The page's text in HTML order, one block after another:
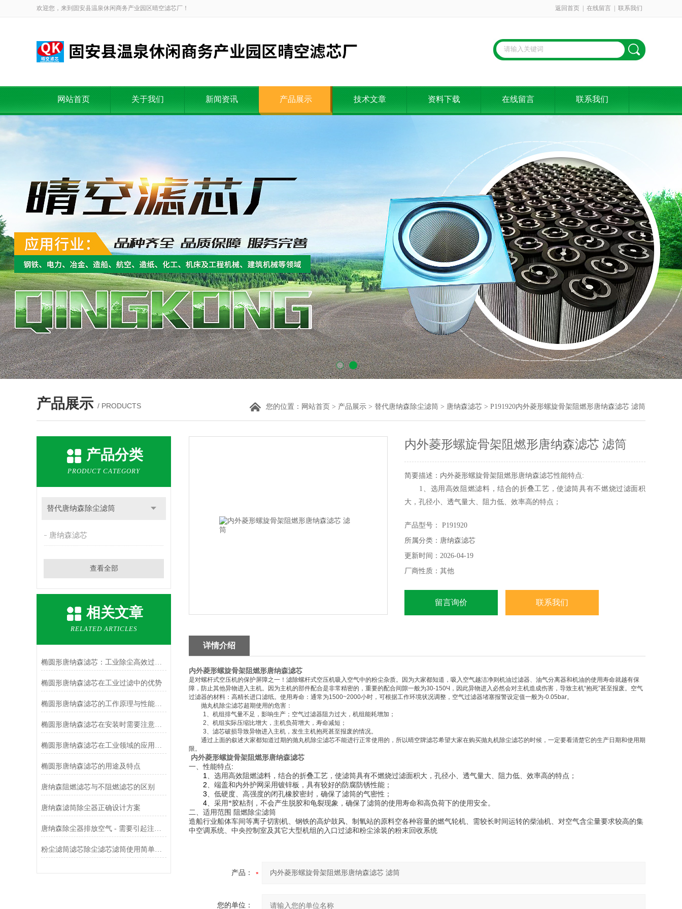
欢迎您，来到固安县温泉休闲商务产业园区晴空滤芯厂！ 返回首页 在线留言 联系我们
网站首页 关于我们 新闻资讯 产品展示 技术文章 资料下载 在线留言 联系我们
产品展示 / PRODUCTS 您的位置： 网站首页 > 产品展示 > 替代唐纳森除尘滤筒 > 唐纳森滤芯 > P191920内外菱形螺旋骨架阻燃形唐纳森滤芯 滤筒
产品分类
PRODUCT CATEGORY
替代唐纳森除尘滤筒
唐纳森滤芯
查看全部
相关文章
RELATED ARTICLES
椭圆形唐纳森滤芯：工业除尘高效过滤的优选方案
椭圆形唐纳森滤芯在工业过滤中的优势
椭圆形唐纳森滤芯的工作原理与性能优势
椭圆形唐纳森滤芯在安装时需要注意哪些事项？
椭圆形唐纳森滤芯在工业领域的应用有哪些？
椭圆形唐纳森滤芯的用途及特点
唐纳森阻燃滤芯与不阻燃滤芯的区别
唐纳森滤筒除尘器正确设计方案
唐纳森除尘器排放空气 - 需要引起注意的 3 个原因
粉尘滤筒滤芯除尘滤芯滤筒使用简单方便
内外菱形螺旋骨架阻燃形唐纳森滤芯 滤筒
简要描述：内外菱形螺旋骨架阻燃形唐纳森滤芯性能特点:
1、选用高效阻燃滤料，结合的折叠工艺，使滤筒具有不燃烧过滤面积
大，孔径小、透气量大、阻力低、效率高的特点；
3、低硬度、高强度的闭孔橡胶密封，确保了滤筒的气密性；
4、采用*胶粘剂，不会产生脱胶和龟裂现象，确保了滤筒的使用寿命和
高负荷下的使用安全。
二、适用范围
产品型号： P191920
所属分类：唐纳森滤芯
更新时间：2026-04-19
厂商性质：其他
留言询价 联系我们
详情介绍
内外菱形螺旋骨架阻燃形唐纳森滤芯
是对螺杆式空压机的保护屏障之一！滤除螺杆式空压机吸入空气中的粉尘杂质。因为大家都知道，吸入空气越洁净则机油过滤器、油气分离器和机油的使用寿命就越有保
障，防止其他异物进入主机。因为主机的部件配合是非常精密的，重要的配合间隙一般为30-150Ч ，因此异物进入必然会对主机造成伤害，导致主机“抱死”甚至报废。空气
过滤器的材料：高精长进口滤纸。使用寿命：通常为1500~2000小时，可根据工作环境状况调整，空气过滤器堵塞报警设定值一般为-0.05bar。
抛丸机除尘滤芯超期使用的危害：
1、机组排气量不足，影响生产；空气过滤器阻力过大，机组能耗增加；
2、机组实际压缩比增大，主机负荷增大，寿命减短；
3、滤芯破损导致异物进入主机，发生主机抱死甚至报废的情况。
通过上面的叙述大家都知道过期的抛丸机除尘滤芯不能进行正常使用的，所以晴空牌滤芯希望大家在购买抛丸机除尘滤芯的时候，一定要看清楚它的生产日期和使用期
限。
内外菱形螺旋骨架阻燃形唐纳森滤芯
一、性能特点:
1 、选用高效阻燃滤料，结合的折叠工艺，使滤筒具有不燃烧过滤面积大，孔径小、透气量大、阻力低、效率高的特点；
2、端盖和内外护网采用镀锌板，具有较好的防腐防锈性能；
3、低硬度、高强度的闭孔橡胶密封，确保了滤筒的气密性；
4、采用*胶粘剂，不会产生脱胶和龟裂现象，确保了滤筒的使用寿命和高负荷下的使用安全。
二、适用范围 阻燃除尘滤筒
造船行业船体车间等离子切割机、钢铁的高炉鼓风、制氧站的原料空各种容量的燃气轮机、需较长时间运转的柴油机、对空气含尘量要求较高的集
中空调系统、中央控制室及其它大型机组的入口过滤和粉尘涂装的粉末回收系统
产品：
您的单位：